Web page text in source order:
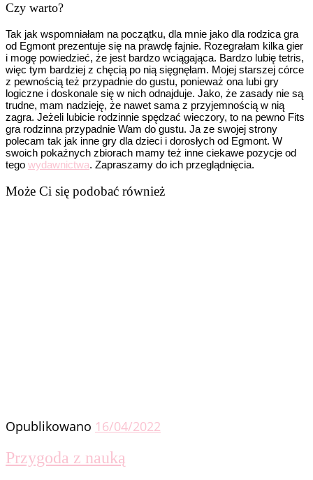
Czy warto?
Tak jak wspomniałam na początku, dla mnie jako dla rodzica gra
od Egmont prezentuje się na prawdę fajnie. Rozegrałam kilka gier
i mogę powiedzieć, że jest bardzo wciągająca. Bardzo lubię tetris,
więc tym bardziej z chęcią po nią sięgnęłam. Mojej starszej córce
z pewnością też przypadnie do gustu, ponieważ ona lubi gry
logiczne i doskonale się w nich odnajduje. Jako, że zasady nie są
trudne, mam nadzieję, że nawet sama z przyjemnością w nią
zagra. Jeżeli lubicie rodzinnie spędzać wieczory, to na pewno Fits
gra rodzinna przypadnie Wam do gustu. Ja ze swojej strony
polecam tak jak inne gry dla dzieci i dorosłych od Egmont. W
swoich pokaźnych zbiorach mamy też inne ciekawe pozycje od
tego wydawnictwa. Zapraszamy do ich przeglądnięcia.
Może Ci się podobać również
Opublikowano 16/04/2022
Przygoda z nauką